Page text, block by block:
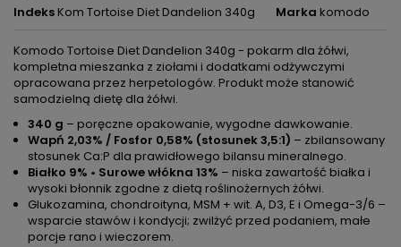
IndeksKom Tortoise Diet Dandelion 340g Marka komodo
Komodo Tortoise Diet Dandelion 340g - pokarm dla żółwi,
kompletna mieszanka z ziołami i dodatkami odżywczymi
opracowana przez herpetologów. Produkt może stanowić
samodzielną dietę dla żółwi.
340 g – poręczne opakowanie, wygodne dawkowanie.
Wapń 2,03% / Fosfor 0,58% (stosunek 3,5:1) – zbilansowany
stosunek Ca:P dla prawidłowego bilansu mineralnego.
Białko 9% • Surowe włókna 13% – niska zawartość białka i
wysoki błonnik zgodne z dietą roślinożernych żółwi.
Glukozamina, chondroityna, MSM + wit. A, D3, E i Omega-3/6 –
wsparcie stawów i kondycji; zwilżyć przed podaniem, małe
porcje rano i wieczorem.